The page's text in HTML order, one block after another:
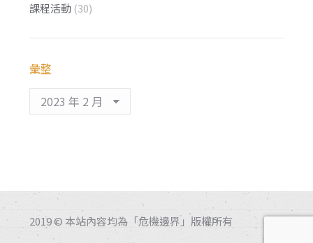
課程活動 (30)
彙整
整
2019 © 本站內容均為「危機邊界」版權所有